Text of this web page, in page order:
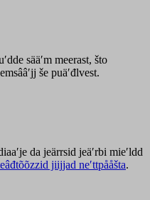
sääʹm meerast, što
še puäʹđlvest.
da jeärrsid jeäʹrbi mieʹldd
jiijjad neʹttpååšta.